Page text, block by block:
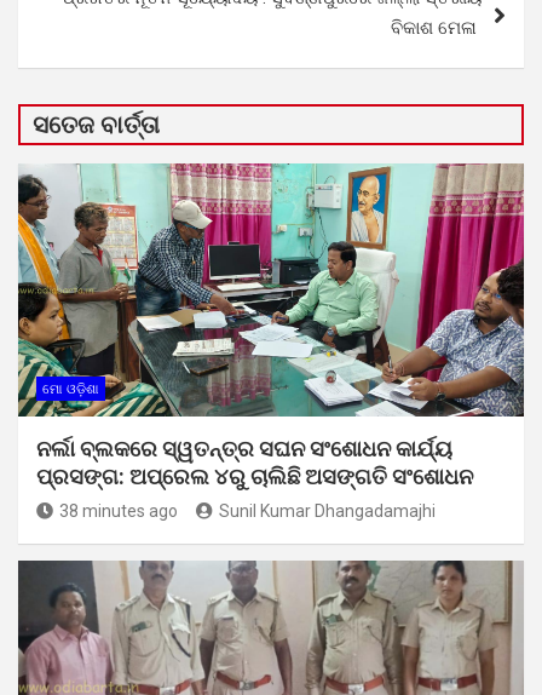
ବିକାଶ ମେଳା
ସତେଜ ବାର୍ତ୍ତା
ମୋ ଓଡ଼ିଶା
ନର୍ଲା ବ୍ଲକରେ ସ୍ୱତନ୍ତ୍ର ସଘନ ସଂଶୋଧନ କାର୍ଯ୍ୟ
ପ୍ରସଙ୍ଗ: ଅପ୍ରେଲ ୪ରୁ ଚାଲିଛି ଅସଙ୍ଗତି ସଂଶୋଧନ
38 minutes ago Sunil Kumar Dhangadamajhi